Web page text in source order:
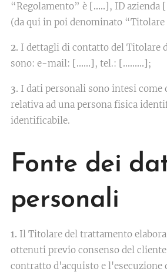
“Regolamento” è […..] , ID azienda
(da qui in poi denominato
2. I dettagli di contatto del Titolare
sono: e-mail: [……] , tel.: [………] ;
3. I dati personali sono intesi
relativa ad una persona fisica
identificabile.
Fonte dei
personali
1. Il Titolare del trattamento
ottenuti previo consenso del
contratto d'acquisto e l'esecuzione